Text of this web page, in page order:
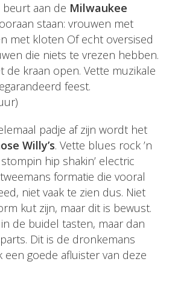
beurt aan de Milwaukee
staan: vrouwen met
met kloten Of echt oversised
die niets te vrezen hebben.
de kraan open. Vette muzikale
feest.
padje af zijn wordt het
Willy’s. Vette blues rock ’n
hip shakin’ electric
formatie die vooral
niet vaak te zien dus. Niet
kut zijn, maar dit is bewust.
de buidel tasten, maar dan
Dit is de dronkemans
een goede afluister van deze